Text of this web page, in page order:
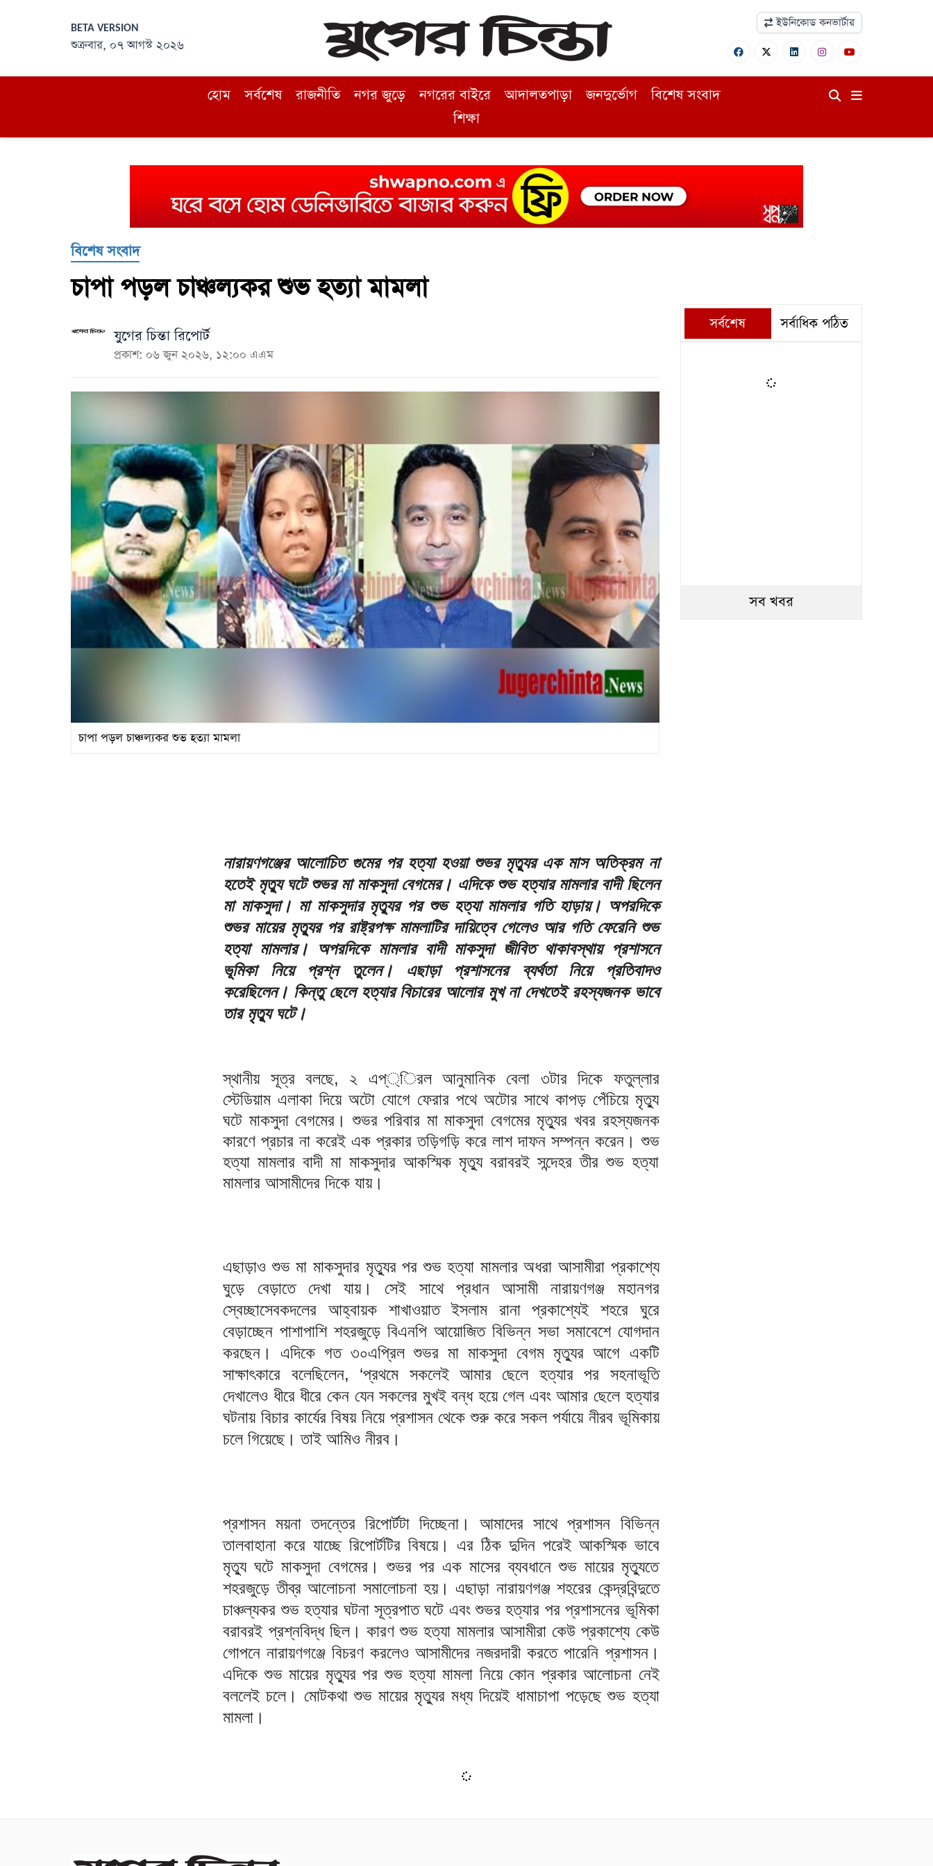
BETA VERSION
শুক্রবার, ০৭ আগস্ট ২০২৬
ইউনিকোড কনভার্টার
হোম সর্বশেষ রাজনীতি নগর জুড়ে নগরের বাইরে আদালতপাড়া জনদুর্ভোগ
বিশেষ সংবাদ
শিক্ষা
বিশেষ সংবাদ
চাপা পড়ল চাঞ্চল্যকর শুভ হত্যা মামলা
যুগের চিন্তা রিপোর্ট
প্রকাশ: ০৬ জুন ২০২৬, ১২:০০ এএম
চাপা পড়ল চাঞ্চল্যকর শুভ হত্যা মামলা
নারায়ণগঞ্জের আলোচিত গুমের পর হত্যা হওয়া শুভর মৃত্যুর এক মাস অতিক্রম না
হতেই মৃত্যু ঘটে শুভর মা মাকসুদা বেগমের। এদিকে শুভ হত্যার মামলার বাদী ছিলেন
মা মাকসুদা। মা মাকসুদার মৃত্যুর পর শুভ হত্যা মামলার গতি হাড়ায়। অপরদিকে
শুভর মায়ের মৃত্যুর পর রাষ্ট্রপক্ষ মামলাটির দায়িত্বে গেলেও আর গতি ফেরেনি শুভ
হত্যা মামলার। অপরদিকে মামলার বাদী মাকসুদা জীবিত থাকাবস্থায় প্রশাসনে
ভূমিকা নিয়ে প্রশ্ন তুলেন। এছাড়া প্রশাসনের ব্যর্থতা নিয়ে প্রতিবাদও
করেছিলেন। কিন্তু ছেলে হত্যার বিচারের আলোর মুখ না দেখতেই রহস্যজনক ভাবে
তার মৃত্যু ঘটে।
স্থানীয় সূত্র বলছে, ২ এপ্্িরল আনুমানিক বেলা ৩টার দিকে ফতুল্লার
স্টেডিয়াম এলাকা দিয়ে অটো যোগে ফেরার পথে অটোর সাথে কাপড় পেঁচিয়ে মৃত্যু
ঘটে মাকসুদা বেগমের। শুভর পরিবার মা মাকসুদা বেগমের মৃত্যুর খবর রহস্যজনক
কারণে প্রচার না করেই এক প্রকার তড়িগড়ি করে লাশ দাফন সম্পন্ন করেন। শুভ
হত্যা মামলার বাদী মা মাকসুদার আকস্মিক মৃত্যু বরাবরই সন্দেহর তীর শুভ হত্যা
মামলার আসামীদের দিকে যায়।
এছাড়াও শুভ মা মাকসুদার মৃত্যুর পর শুভ হত্যা মামলার অধরা আসামীরা প্রকাশ্যে
ঘুড়ে বেড়াতে দেখা যায়। সেই সাথে প্রধান আসামী নারায়ণগঞ্জ মহানগর
স্বেচ্ছাসেবকদলের আহ্বায়ক শাখাওয়াত ইসলাম রানা প্রকাশ্যেই শহরে ঘুরে
বেড়াচ্ছেন পাশাপাশি শহরজুড়ে বিএনপি আয়োজিত বিভিন্ন সভা সমাবেশে যোগদান
করছেন। এদিকে গত ৩০এপ্রিল শুভর মা মাকসুদা বেগম মৃত্যুর আগে একটি
সাক্ষাৎকারে বলেছিলেন, ‘প্রথমে সকলেই আমার ছেলে হত্যার পর সহনাভূতি
দেখালেও ধীরে ধীরে কেন যেন সকলের মুখই বন্ধ হয়ে গেল এবং আমার ছেলে হত্যার
ঘটনায় বিচার কার্যের বিষয় নিয়ে প্রশাসন থেকে শুরু করে সকল পর্যায়ে নীরব ভূমিকায়
চলে গিয়েছে। তাই আমিও নীরব।
প্রশাসন ময়না তদন্তের রিপোর্টটা দিচ্ছেনা। আমাদের সাথে প্রশাসন বিভিন্ন
তালবাহানা করে যাচ্ছে রিপোর্টটির বিষয়ে। এর ঠিক দুদিন পরেই আকস্মিক ভাবে
মৃত্যু ঘটে মাকসুদা বেগমের। শুভর পর এক মাসের ব্যবধানে শুভ মায়ের মৃত্যুতে
শহরজুড়ে তীব্র আলোচনা সমালোচনা হয়। এছাড়া নারায়ণগঞ্জ শহরের কেন্দ্রবিন্দুতে
চাঞ্চল্যকর শুভ হত্যার ঘটনা সূত্রপাত ঘটে এবং শুভর হত্যার পর প্রশাসনের ভূমিকা
বরাবরই প্রশ্নবিদ্ধ ছিল। কারণ শুভ হত্যা মামলার আসামীরা কেউ প্রকাশ্যে কেউ
গোপনে নারায়ণগঞ্জে বিচরণ করলেও আসামীদের নজরদারী করতে পারেনি প্রশাসন।
এদিকে শুভ মায়ের মৃত্যুর পর শুভ হত্যা মামলা নিয়ে কোন প্রকার আলোচনা নেই
বললেই চলে। মোটকথা শুভ মায়ের মৃত্যুর মধ্য দিয়েই ধামাচাপা পড়েছে শুভ হত্যা
মামলা।
সর্বশেষ সর্বাধিক পঠিত
সব খবর